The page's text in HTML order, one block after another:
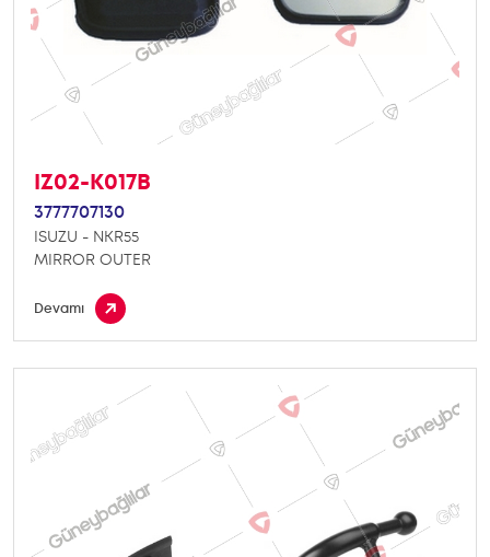
IZ02-K017B
3777707130
ISUZU - NKR55
MIRROR OUTER
Devamı